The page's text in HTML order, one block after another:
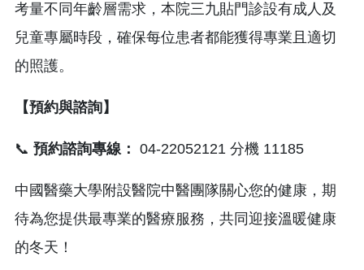
考量不同年齡層需求，本院三九貼門診設有成人及
兒童專屬時段，確保每位患者都能獲得專業且適切
的照護。
【預約與諮詢】
📞 預約諮詢專線： 04-22052121 分機 11185
中國醫藥大學附設醫院中醫團隊關心您的健康，期
待為您提供最專業的醫療服務，共同迎接溫暖健康
的冬天！